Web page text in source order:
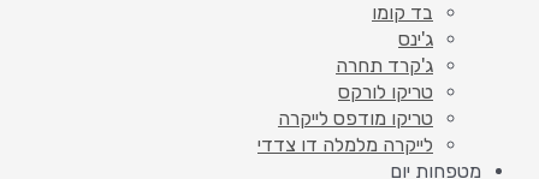
בד קומו
ג'ינס
ג'קרד תחרה
טריקו לורקס
טריקו מודפס לייקרה
לייקרה מלמלה דו צדדי
מטפחות יום